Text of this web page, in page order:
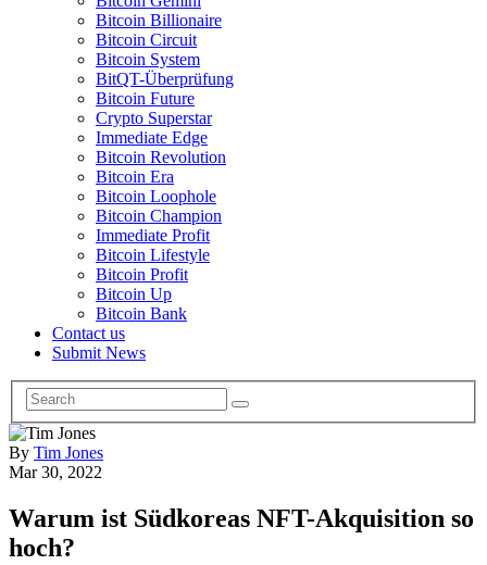
Bitcoin Billionaire
Bitcoin Circuit
Bitcoin System
BitQT-Überprüfung
Bitcoin Future
Crypto Superstar
Immediate Edge
Bitcoin Revolution
Bitcoin Era
Bitcoin Loophole
Bitcoin Champion
Immediate Profit
Bitcoin Lifestyle
Bitcoin Profit
Bitcoin Up
Bitcoin Bank
Contact us
Submit News
By Tim Jones
Mar 30, 2022
Warum ist Südkoreas NFT-Akquisition so
hoch?